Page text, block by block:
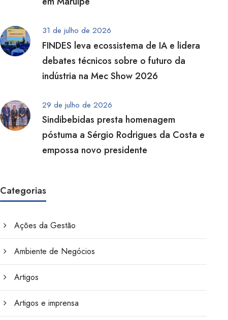
31 de julho de 2026
FINDES leva ecossistema de IA e lidera
debates técnicos sobre o futuro da
indústria na Mec Show 2026
29 de julho de 2026
Sindibebidas presta homenagem
póstuma a Sérgio Rodrigues da Costa e
empossa novo presidente
Categorias
Ações da Gestão
Ambiente de Negócios
Artigos
Artigos e imprensa